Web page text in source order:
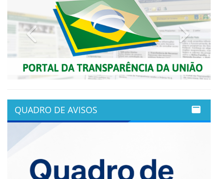
Previous Next
QUADRO DE AVISOS